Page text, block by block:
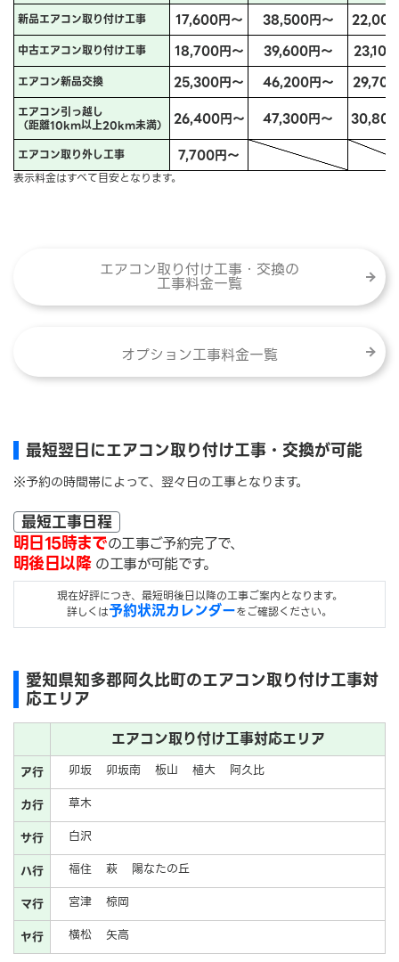
新品エアコン取り付け工事
17,600円～ 38,500円～ 22,000
中古エアコン取り付け工事 18,700円～ 39,600円～ 23,100
エアコン新品交換 25,300円～ 46,200円～ 29,700
エアコン引っ越し
（距離10km以上20km未満） 26,400円～ 47,300円～ 30,800
エアコン取り外し工事 7,700円～
表示料金はすべて目安となります。
エアコン取り付け工事・交換の
工事料金一覧
オプション工事料金一覧
最短翌日にエアコン取り付け工事・交換が可能
※予約の時間帯によって、翌々日の工事となります。
最短工事日程
明日15時までの工事ご予約完了で、
明後日以降 の工事が可能です。
現在好評につき、最短明後日以降の工事ご案内となります。
詳しくは予約状況カレンダーをご確認ください。
愛知県知多郡阿久比町のエアコン取り付け工事対
応エリア
エアコン取り付け工事対応エリア
ア行 卯坂 卯坂南 板山 植大
阿久比
カ行
草木
サ行
白沢
ハ行
福住 萩
陽なたの丘
マ行
宮津
椋岡
ヤ行
横松 矢高